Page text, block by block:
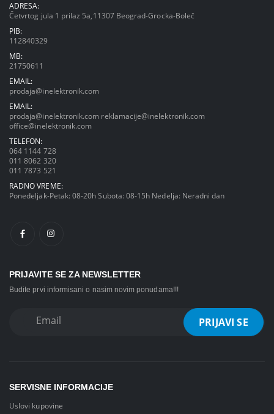
ADRESA:
Četvrtog jula 1 prilaz 5a,11307 Beograd-Grocka-Boleč
PIB:
112840329
MB:
21750611
EMAIL:
prodaja@inelektronik.com
EMAIL:
prodaja@inelektronik.com reklamacije@inelektronik.com
office@inelektronik.com
TELEFON:
064 1144 728
011 8062 320
011 7873 521
RADNO VREME:
Ponedeljak-Petak: 08-20h Subota: 08-15h Nedelja: Neradni dan
PRIJAVITE SE ZA NEWSLETTER
Budite prvi informisani o nasim novim ponudama!!!
SERVISNE INFORMACIJE
Uslovi kupovine